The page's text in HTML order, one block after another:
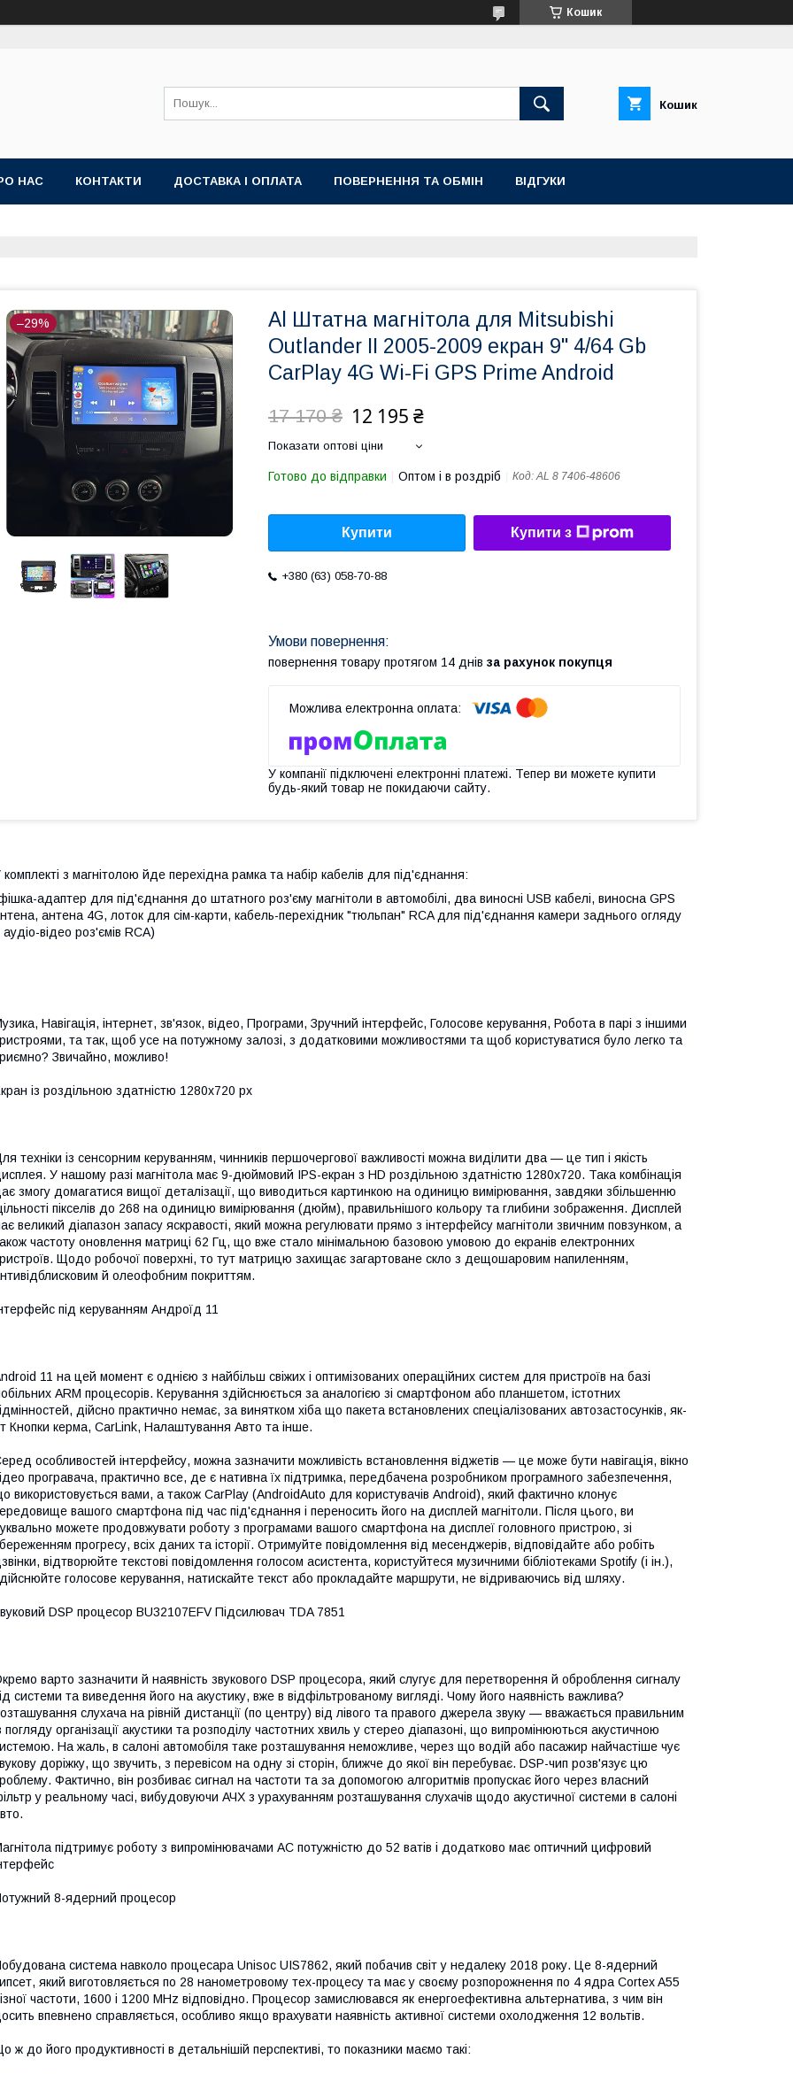
Кошик
Кошик
НАС КОНТАКТИ ДОСТАВКА І ОПЛАТА ПОВЕРНЕННЯ ТА ОБМІН ВІДГУКИ
–29%
Al Штатна магнітола для Mitsubishi
Outlander II 2005-2009 екран 9" 4/64 Gb
CarPlay 4G Wi-Fi GPS Prime Android
17 170 ₴ 12 195 ₴
Показати оптові ціни
Готово до відправки Оптом і в роздріб Код:AL 8 7406-48606
Купити Купити з
+380 (63) 058-70-88
повернення товару протягом 14 днів за рахунок покупця
У компанії підключені електронні платежі. Тепер ви можете купити
будь-який товар не покидаючи сайту.
комплекті з магнітолою йде перехідна рамка та набір кабелів для під'єднання:
адаптер для під'єднання до штатного роз'єму магнітоли в автомобілі, два виносні USB кабелі, виносна GPS
антена 4G, лоток для сім-карти, кабель-перехідник "тюльпан" RCA для під'єднання камери заднього огляду
аудіо-відео роз'ємів RCA)
Навігація, інтернет, зв'язок, відео, Програми, Зручний інтерфейс, Голосове керування, Робота в парі з іншими
та так, щоб усе на потужному залозі, з додатковими можливостями та щоб користуватися було легко та
Звичайно, можливо!
із роздільною здатністю 1280х720 рх
техніки із сенсорним керуванням, чинників першочергової важливості можна виділити два — це тип і якість
У нашому разі магнітола має 9-дюймовий IPS-екран з HD роздільною здатністю 1280х720. Така комбінація
змогу домагатися вищої деталізації, що виводиться картинкою на одиницю вимірювання, завдяки збільшенню
пікселів до 268 на одиницю вимірювання (дюйм), правильнішого кольору та глибини зображення. Дисплей
великий діапазон запасу яскравості, який можна регулювати прямо з інтерфейсу магнітоли звичним повзунком, а
частоту оновлення матриці 62 Гц, що вже стало мінімальною базовою умовою до екранів електронних
Щодо робочої поверхні, то тут матрицю захищає загартоване скло з дещошаровим напиленням,
й олеофобним покриттям.
під керуванням Андроїд 11
11 на цей момент є однією з найбільш свіжих і оптимізованих операційних систем для пристроїв на базі
ARM процесорів. Керування здійснюється за аналогією зі смартфоном або планшетом, істотних
дійсно практично немає, за винятком хіба що пакета встановлених спеціалізованих автозастосунків, як-
Кнопки керма, CarLink, Налаштування Авто та інше.
особливостей інтерфейсу, можна зазначити можливість встановлення віджетів — це може бути навігація, вікно
програвача, практично все, де є нативна їх підтримка, передбачена розробником програмного забезпечення,
використовується вами, а також CarPlay (AndroidAuto для користувачів Android), який фактично клонує
вашого смартфона під час під'єднання і переносить його на дисплей магнітоли. Після цього, ви
можете продовжувати роботу з програмами вашого смартфона на дисплеї головного пристрою, зі
прогресу, всіх даних та історії. Отримуйте повідомлення від месенджерів, відповідайте або робіть
відтворюйте текстові повідомлення голосом асистента, користуйтеся музичними бібліотеками Spotify (і ін.),
голосове керування, натискайте текст або прокладайте маршрути, не відриваючись від шляху.
DSP процесор BU32107EFV Підсилювач TDA 7851
варто зазначити й наявність звукового DSP процесора, який слугує для перетворення й оброблення сигналу
системи та виведення його на акустику, вже в відфільтрованому вигляді. Чому його наявність важлива?
слухача на рівній дистанції (по центру) від лівого та правого джерела звуку — вважається правильним
погляду організації акустики та розподілу частотних хвиль у стерео діапазоні, що випромінюються акустичною
На жаль, в салоні автомобіля таке розташування неможливе, через що водій або пасажир найчастіше чує
доріжку, що звучить, з перевісом на одну зі сторін, ближче до якої він перебуває. DSP-чип розв'язує цю
Фактично, він розбиває сигнал на частоти та за допомогою алгоритмів пропускає його через власний
у реальному часі, вибудовуючи АЧХ з урахуванням розташування слухачів щодо акустичної системи в салоні
підтримує роботу з випромінювачами АС потужністю до 52 ватів і додатково має оптичний цифровий
8-ядерний процесор
система навколо процесара Unisoc UIS7862, який побачив світ у недалеку 2018 року. Це 8-ядерний
який виготовляється по 28 нанометровому тех-процесу та має у своєму розпорожнення по 4 ядра Cortex A55
частоти, 1600 і 1200 MHz відповідно. Процесор замислювався як енергоефективна альтернатива, з чим він
впевнено справляється, особливо якщо врахувати наявність активної системи охолодження 12 вольтів.
ж до його продуктивності в детальнішій перспективі, то показники маємо такі: